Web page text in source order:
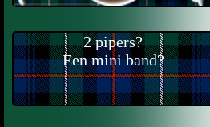
2 pipers?
Een mini band?